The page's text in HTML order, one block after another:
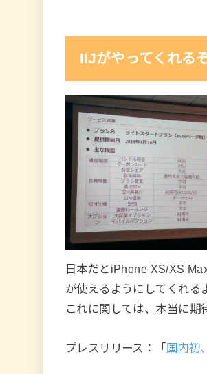
IIJがやってくれる
日本だとiPhone XS/XS
が使えるようにしてくれる
これに関しては、本当に期
プレスリリース：「 国内初